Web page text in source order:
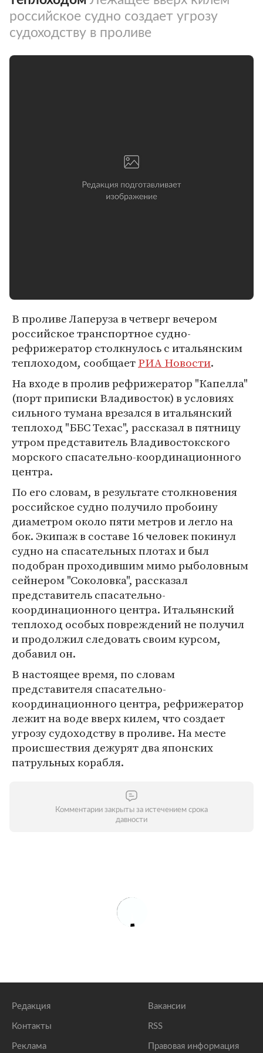
российское судно создает угрозу
судоходству в проливе
В проливе Лаперуза в четверг вечером
российское транспортное судно-
рефрижератор столкнулось с итальянским
теплоходом, сообщаетРИА Новости.
На входе в пролив рефрижератор "Капелла"
(порт приписки Владивосток) в условиях
сильного тумана врезался в итальянский
теплоход "ББС Техас", рассказал в пятницу
утром представитель Владивостокского
морского спасательно-координационного
центра.
По его словам, в результате столкновения
российское судно получило пробоину
диаметром около пяти метров и легло на
бок. Экипаж в составе 16 человек покинул
судно на спасательных плотах и был
подобран проходившим мимо рыболовным
сейнером "Соколовка", рассказал
представитель спасательно-
координационного центра. Итальянский
теплоход особых повреждений не получил
и продолжил следовать своим курсом,
добавил он.
В настоящее время, по словам
представителя спасательно-
координационного центра, рефрижератор
лежит на воде вверх килем, что создает
угрозу судоходству в проливе. На месте
происшествия дежурят два японских
патрульных корабля.
Комментарии закрыты за истечением срока
давности
Редакция
Контакты
Реклама
Вакансии
RSS
Правовая информация